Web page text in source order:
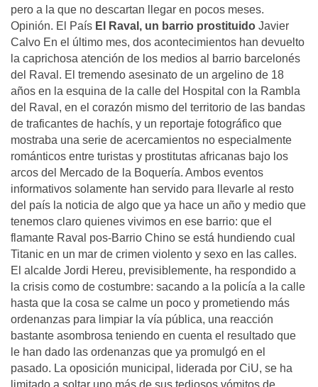
pero a la que no descartan llegar en pocos meses.
Opinión. El País El Raval, un barrio prostituido Javier
Calvo En el último mes, dos acontecimientos han devuelto
la caprichosa atención de los medios al barrio barcelonés
del Raval. El tremendo asesinato de un argelino de 18
años en la esquina de la calle del Hospital con la Rambla
del Raval, en el corazón mismo del territorio de las bandas
de traficantes de hachís, y un reportaje fotográfico que
mostraba una serie de acercamientos no especialmente
románticos entre turistas y prostitutas africanas bajo los
arcos del Mercado de la Boquería. Ambos eventos
informativos solamente han servido para llevarle al resto
del país la noticia de algo que ya hace un año y medio que
tenemos claro quienes vivimos en ese barrio: que el
flamante Raval pos-Barrio Chino se está hundiendo cual
Titanic en un mar de crimen violento y sexo en las calles.
El alcalde Jordi Hereu, previsiblemente, ha respondido a
la crisis como de costumbre: sacando a la policía a la calle
hasta que la cosa se calme un poco y prometiendo más
ordenanzas para limpiar la vía pública, una reacción
bastante asombrosa teniendo en cuenta el resultado que
le han dado las ordenanzas que ya promulgó en el
pasado. La oposición municipal, liderada por CiU, se ha
limitado a soltar uno más de sus tediosos vómitos de